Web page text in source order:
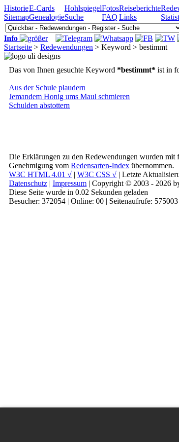
HistorieE-Cards HohlspiegelFotosReiseberichte
SitemapGenealogieSuche FAQ Links
Info
Startseite > Redewendungen > Keyword > bestimmt
Das von Ihnen gesuchte Keyword *bestimmt* ist in
Aus der Schule plaudern
Jemandem Honig ums Maul schmieren
Schulden abstottern
Die Erklärungen zu den Redewendungen wurden mit
Genehmigung vom Redensarten-Index übernommen.
W3C HTML 4.01 √ | W3C CSS √ | Letzte
Datenschutz | Impressum | Copyright © 2003 - 2026
Diese Seite wurde in 0.02 Sekunden geladen
Besucher: 372054 | Online: 00 | Seitenaufrufe: 575003